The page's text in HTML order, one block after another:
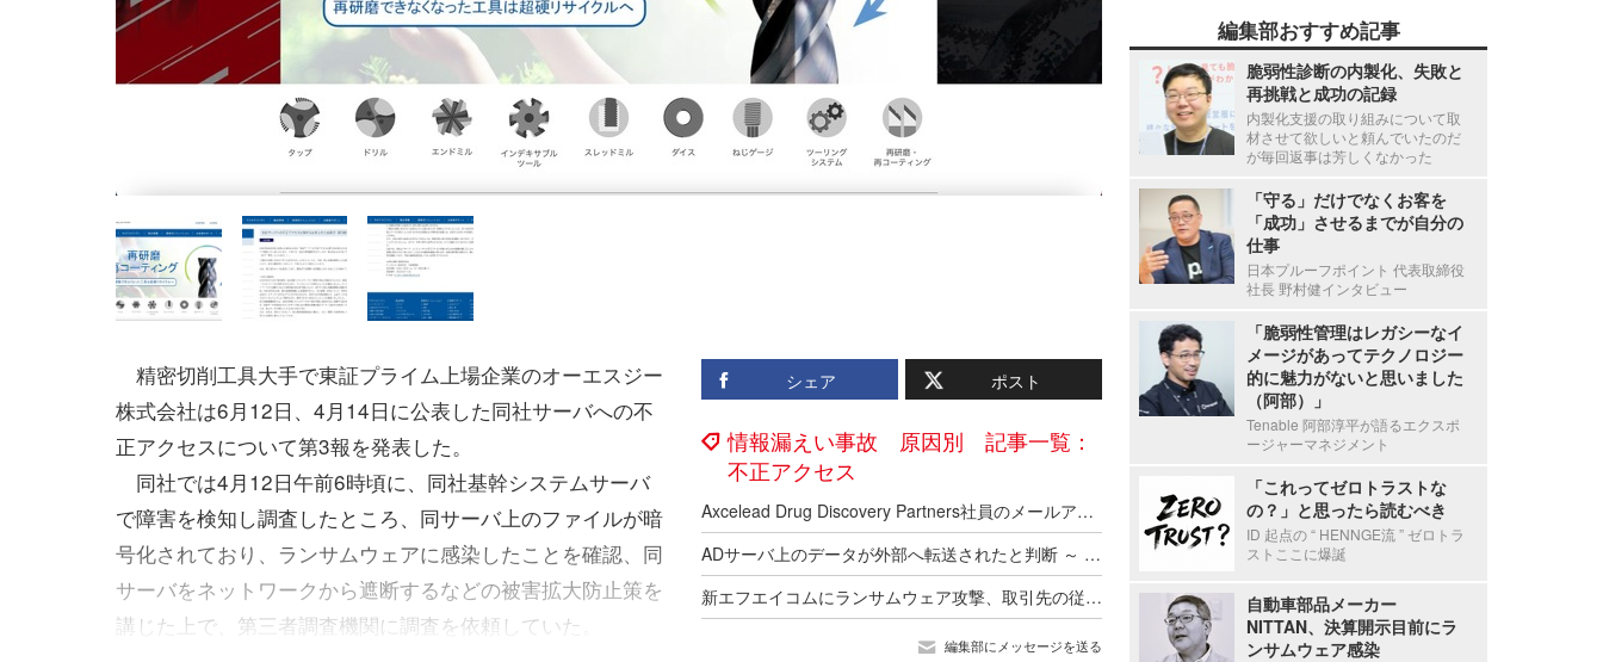
シェア ポスト
情報漏えい事故 原因別 記事一覧：
不正アクセス
Axcelead Drug Discovery Partners社員のメールアカウントに不正アクセス、約7,000通のメールで痕跡を確認
ADサーバ上のデータが外部へ転送されたと判断 ～ 精電舎電子工業にランサムウェア攻撃
新エフエイコムにランサムウェア攻撃、取引先の従業員に関する個人情報が漏えいした可能性
編集部にメッセージを送る
精密切削工具大手で東証プライム上場企業のオーエスジー
株式会社は6月12日、4月14日に公表した同社サーバへの不
正アクセスについて第3報を発表した。
同社では4月12日午前6時頃に、同社基幹システムサーバ
で障害を検知し調査したところ、同サーバ上のファイルが暗
号化されており、ランサムウェアに感染したことを確認、同
サーバをネットワークから遮断するなどの被害拡大防止策を
講じた上で、第三者調査機関に調査を依頼していた。
編集部おすすめ記事
脆弱性診断の内製化、失敗と
再挑戦と成功の記録
内製化支援の取り組みについて取
材させて欲しいと頼んでいたのだ
が毎回返事は芳しくなかった
「守る」だけでなくお客を
「成功」させるまでが自分の
仕事
日本プルーフポイント 代表取締役
社長 野村健インタビュー
「脆弱性管理はレガシーなイ
メージがあってテクノロジー
的に魅力がないと思いました
（阿部）」
Tenable 阿部淳平が語るエクスポ
ージャーマネジメント
「これってゼロトラストな
の？」と思ったら読むべき
ID 起点の “ HENNGE流 ” ゼロトラ
ストここに爆誕
自動車部品メーカー
NITTAN、決算開示目前にラ
ンサムウェア感染